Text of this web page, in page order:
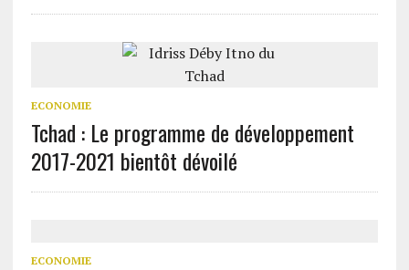
ECONOMIE
Tchad : Le programme de développement
2017-2021 bientôt dévoilé
ECONOMIE